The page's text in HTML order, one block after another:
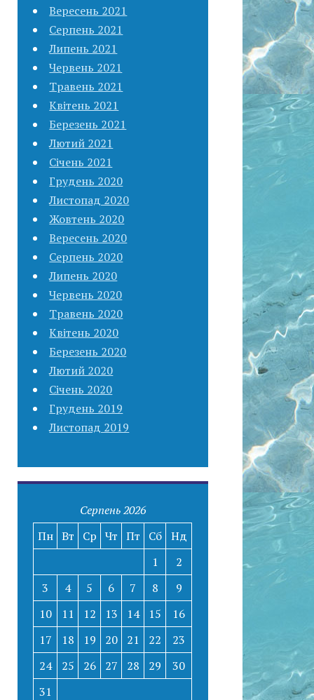
Вересень 2021
Серпень 2021
Липень 2021
Червень 2021
Травень 2021
Квітень 2021
Березень 2021
Лютий 2021
Січень 2021
Грудень 2020
Листопад 2020
Жовтень 2020
Вересень 2020
Серпень 2020
Липень 2020
Червень 2020
Травень 2020
Квітень 2020
Березень 2020
Лютий 2020
Січень 2020
Грудень 2019
Листопад 2019
Серпень 2026
Пн Вт Ср Чт Пт Сб Нд
1
2
3
4 5 6 7 8
9
10
11 12 13 14 15
16
17
18 19 20 21 22
23
24
25 26 27 28 29
30
31